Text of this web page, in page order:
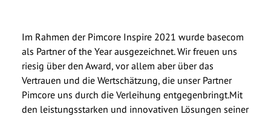
Im Rahmen der Pimcore Inspire 2021 wurde basecom
als Partner of the Year ausgezeichnet. Wir freuen uns
riesig über den Award, vor allem aber über das
Vertrauen und die Wertschätzung, die unser Partner
Pimcore uns durch die Verleihung entgegenbringt.Mit
den leistungsstarken und innovativen Lösungen seiner